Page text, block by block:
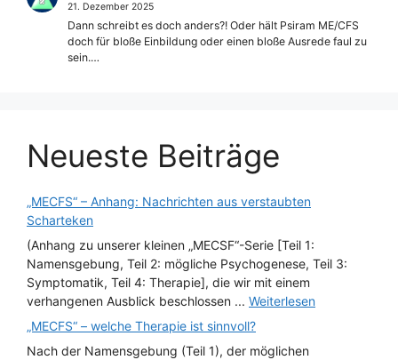
21. Dezember 2025
Dann schreibt es doch anders?! Oder hält Psiram ME/CFS
doch für bloße Einbildung oder einen bloße Ausrede faul zu
sein.…
Neueste Beiträge
„MECFS“ – Anhang: Nachrichten aus verstaubten
Scharteken
(Anhang zu unserer kleinen „MECSF“-Serie [Teil 1:
Namensgebung, Teil 2: mögliche Psychogenese, Teil 3:
Symptomatik, Teil 4: Therapie], die wir mit einem
verhangenen Ausblick beschlossen ... Weiterlesen
„MECFS“ – welche Therapie ist sinnvoll?
Nach der Namensgebung (Teil 1), der möglichen